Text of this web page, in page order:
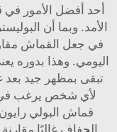
أحد أفضل الأمور في
الأمد. وبما أن
في جعل القماش
اليومي. وهذا بدوره
تبقى بمظهر جيد بعد
لأي شخص يرغب في
قماش البولي